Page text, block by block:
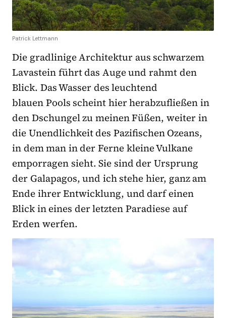
Patrick Lettmann
Die gradlinige Architektur aus schwarzem
Lavastein führt das Auge und rahmt den
Blick. Das Wasser des leuchtend
blauen Pools scheint hier herabzufließen in
den Dschungel zu meinen Füßen, weiter in
die Unendlichkeit des Pazifischen Ozeans,
in dem man in der Ferne kleine Vulkane
emporragen sieht. Sie sind der Ursprung
der Galapagos, und ich stehe hier, ganz am
Ende ihrer Entwicklung, und darf einen
Blick in eines der letzten Paradiese auf
Erden werfen.